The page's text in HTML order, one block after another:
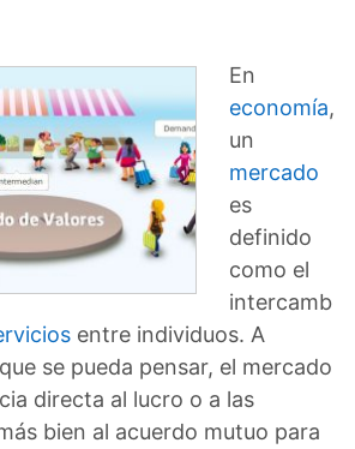
En
economía,
un
mercado
es
definido
como el
intercamb
entre individuos. A
se pueda pensar, el mercado
directa al lucro o a las
bien al acuerdo mutuo para